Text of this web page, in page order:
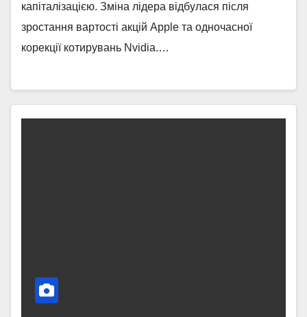
капіталізацією. Зміна лідера відбулася після
зростання вартості акцій Apple та одночасної
корекції котирувань Nvidia.…